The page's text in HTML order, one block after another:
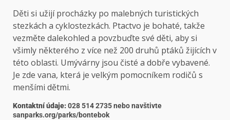
Děti si užijí procházky po malebných turistických
stezkách a cyklostezkách. Ptactvo je bohaté, takže
vezměte dalekohled a povzbuďte své děti, aby si
všimly některého z více než 200 druhů ptáků žijících v
této oblasti. Umývárny jsou čisté a dobře vybavené.
Je zde vana, která je velkým pomocníkem rodičů s
menšími dětmi.
Kontaktní údaje:028 514 2735 nebo navštivte
sanparks.org/parks/bontebok